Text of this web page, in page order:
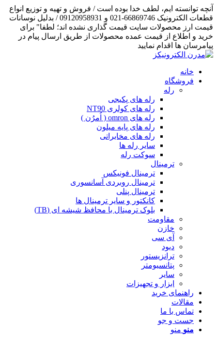
آنچه توانسته ایم، لطف خدا بوده است / فروش و تهیه و توزیع انواع
قطعات الکترونیک 66869746-021 و 09120958931 / بدلیل نوسانات
قیمت ارز محصولات سایت قیمت گذاری نشده اند؛ لطفا" برای
خرید و اطلاع از قیمت عمده محصولات از طریق ارسال پیام در
پیامرسان ها اقدام نمایید
خانه
فروشگاه
رله
رله های پکیجی
رله های کولری NT90
رله های omron ( اُمرُن )
رله های پایه میلون
رله های مخابراتی
سایر رله ها
سوکت رله
ترمینال
ترمینال فونیکس
ترمینال روبردی آسانسوری
ترمینال پنلی
کانکتور و سایر ترمینال ها
بلوک ترمینال با محافظ شیشه ای (TB)
مقاومت
خازن
آی سی
دیود
ترانزیستور
پتانسیومتر
سایر
ابزار و تجهیزات
راهنمای خرید
مقالات
تماس با ما
جست و جو
منو منو